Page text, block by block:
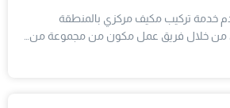
خدمة تركيب مكيف مركزي بالمنطقة
من خلال فريق عمل مكون من مجموعة من…